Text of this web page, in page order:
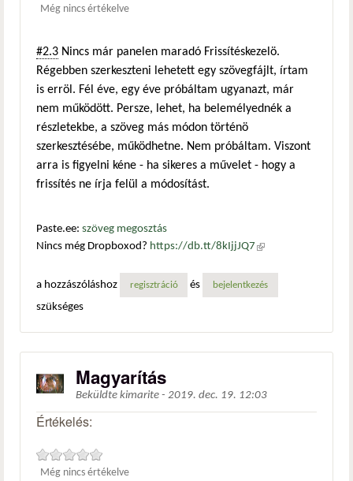
Még nincs értékelve
#2.3 Nincs már panelen maradó Frissítéskezelö.
Régebben szerkeszteni lehetett egy szövegfájlt, írtam
is erröl. Fél éve, egy éve próbáltam ugyanazt, már
nem működött. Persze, lehet, ha belemélyednék a
részletekbe, a szöveg más módon történö
szerkesztésébe, működhetne. Nem próbáltam. Viszont
arra is figyelni kéne - ha sikeres a művelet - hogy a
frissítés ne írja felül a módosítást.
Paste.ee: szöveg megosztás
Nincs még Dropboxod? https://db.tt/8kIjjJQ7 (külső
a hozzászóláshoz
regisztráció és bejelentkezés
szükséges
Magyarítás
Beküldte kimarite - 2019. dec. 19. 12:03
Értékelés:
Még nincs értékelve